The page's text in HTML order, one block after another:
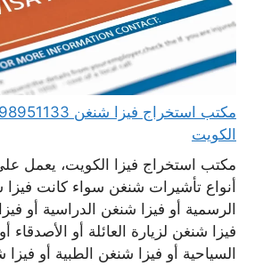
الكويت
مكتب استخراج فيزا الكويت، يعمل
أنواع تأشيرات شنغن سواء كانت فيزا
الرسمية أو فيزا شنغن الدراسية أو
فيزا شنغن لزيارة العائلة أو الأصدقاء
السياحية أو فيزا شنغن الطبية أو فيزا